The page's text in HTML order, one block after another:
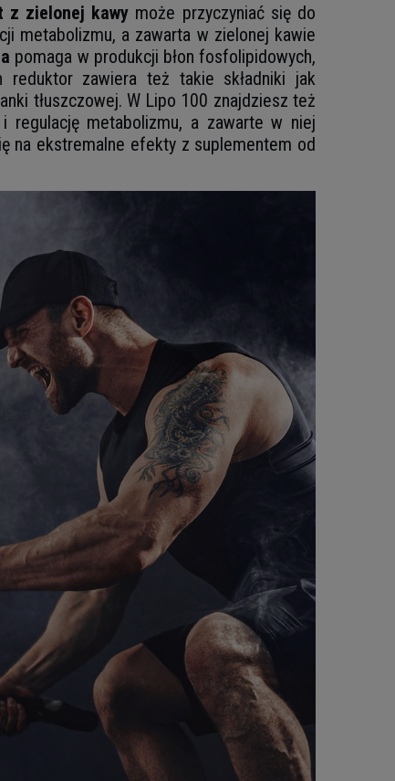
z zielonej kawy może przyczyniać się do
metabolizmu, a zawarta w zielonej kawie
pomaga w produkcji błon fosfolipidowych,
reduktor zawiera też takie składniki jak
tłuszczowej. W Lipo 100 znajdziesz też
metabolizmu, a zawarte w niej
na ekstremalne efekty z suplementem od